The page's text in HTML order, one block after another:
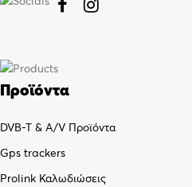
 
Προϊόντα
DVB-T & A/V Προϊόντα
Gps trackers
Prolink Καλωδιώσεις